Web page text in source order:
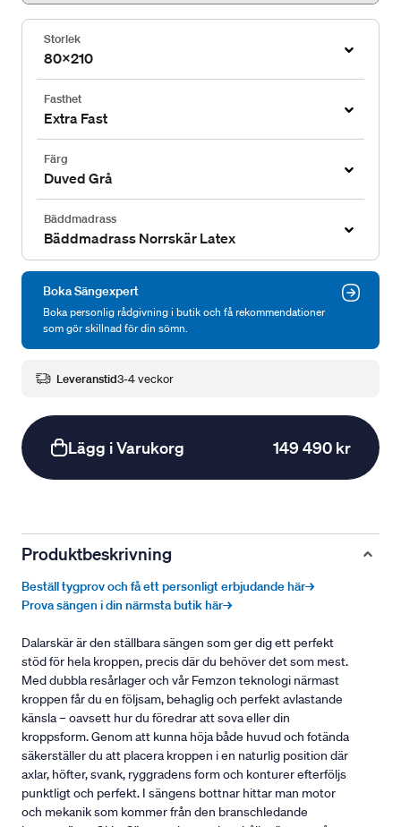
Storlek
80x210
Fasthet
Extra Fast
Färg
Duved Grå
Bäddmadrass
Bäddmadrass Norrskär Latex
Boka Sängexpert
Boka personlig rådgivning i butik och få rekommendationer
som gör skillnad för din sömn.
Leveranstid3-4 veckor
Lägg i Varukorg 149 490 kr
Produktbeskrivning
Beställ tygprov och få ett personligt erbjudande här→
Prova sängen i din närmsta butik här→
Dalarskär är den ställbara sängen som ger dig ett perfekt
stöd för hela kroppen, precis där du behöver det som mest.
Med dubbla resårlager och vår Femzon teknologi närmast
kroppen får du en följsam, behaglig och perfekt avlastande
känsla – oavsett hur du föredrar att sova eller din
kroppsform. Genom att kunna höja både huvud och fotända
säkerställer du att placera kroppen i en naturlig position där
axlar, höfter, svank, ryggradens form och konturer efterföljs
punktligt och perfekt. I sängens bottnar hittar man motor
och mekanik som kommer från den branschledande